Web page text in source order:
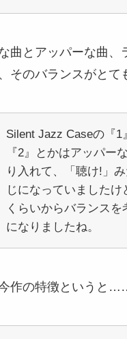
とアッパーな曲、
そのバランスがとて
Silent Jazz Caseの『1
『2』とかはアッパー
り入れて、「聴け!」
じになっていましたけ
くらいからバランスを
になりましたね。
作の特徴というと